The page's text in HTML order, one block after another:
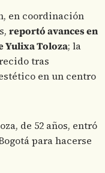
en coordinación
reportó avances en
Yulixa Toloza; la
tras
en un centro
de 52 años, entró
para hacerse